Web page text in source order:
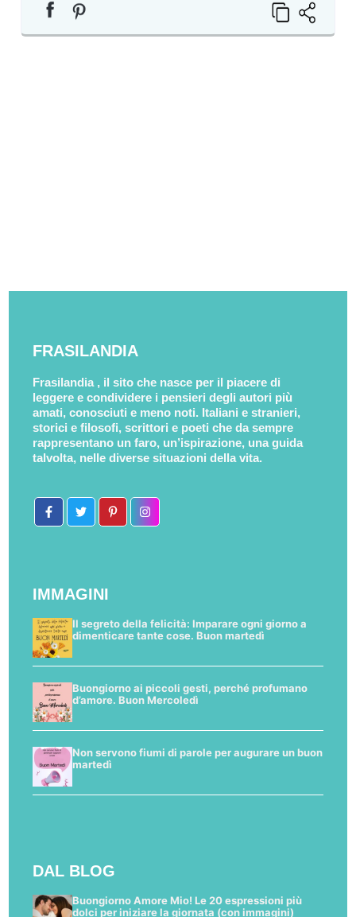
FRASILANDIA
Frasilandia , il sito che nasce per il piacere di
leggere e condividere i pensieri degli autori più
amati, conosciuti e meno noti. Italiani e stranieri,
storici e filosofi, scrittori e poeti che da sempre
rappresentano un faro, un’ispirazione, una guida
talvolta, nelle diverse situazioni della vita.
IMMAGINI
Il segreto della felicità: Imparare ogni giorno a
dimenticare tante cose. Buon martedì
Buongiorno ai piccoli gesti, perché profumano
d’amore. Buon Mercoledì
Non servono fiumi di parole per augurare un buon
martedì
DAL BLOG
Buongiorno Amore Mio! Le 20 espressioni più
dolci per iniziare la giornata (con immagini)